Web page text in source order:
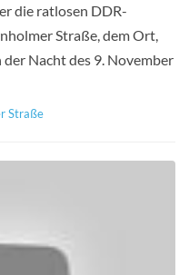
die ratlosen DDR-
Straße, dem Ort,
Nacht des 9. November
Straße